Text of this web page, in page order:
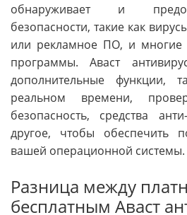
обнаруживает и
безопасности, такие как
или рекламное ПО, и многие
программы. Аваст
дополнительные функции,
реальном времени,
безопасность, средства
другое, чтобы обеспечить
вашей операционной системы.
Разница между
бесплатным Аваст